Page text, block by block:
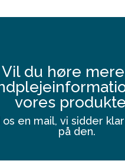
Vil du høre
vores
os en mail, vi sidder
på den.